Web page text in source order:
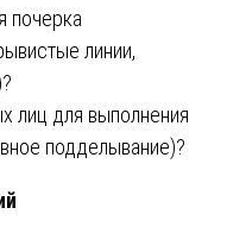
почерка
линии,
лиц для выполнения
подделывание)?